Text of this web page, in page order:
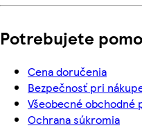
Potrebujete
Cena doručenia
Bezpečnosť pri
Všeobecné obchodné
Ochrana súkromia